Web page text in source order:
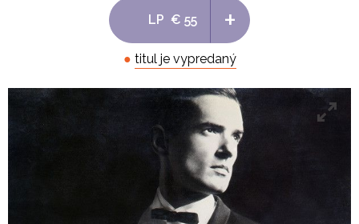
LP € 55 +
● titul je vypredaný